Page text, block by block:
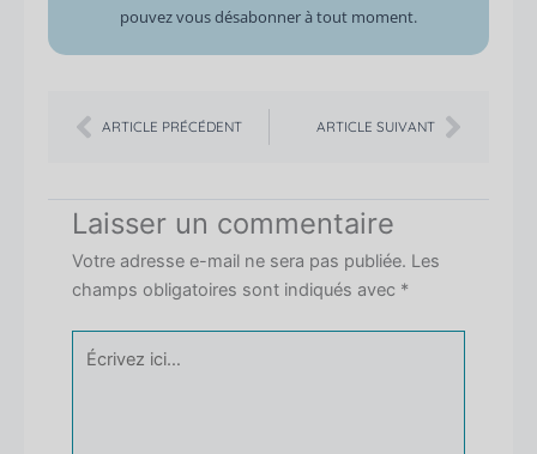
pouvez vous désabonner à tout moment.
ARTICLE PRÉCÉDENT ARTICLE SUIVANT
Laisser un commentaire
Votre adresse e-mail ne sera pas publiée. Les
champs obligatoires sont indiqués avec *
Écrivez
ici…